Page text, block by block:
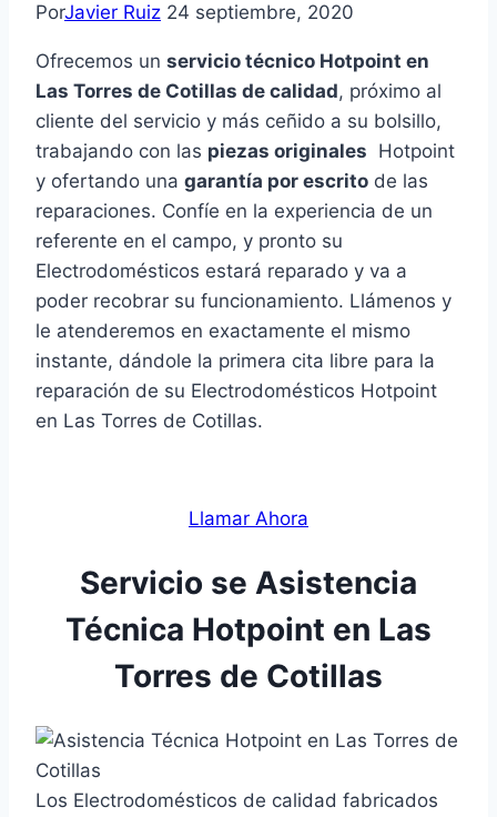
PorJavier Ruiz 24 septiembre, 2020
Ofrecemos un servicio técnico Hotpoint en
Las Torres de Cotillas de calidad, próximo al
cliente del servicio y más ceñido a su bolsillo,
trabajando con las piezas originales Hotpoint
y ofertando una garantía por escrito de las
reparaciones. Confíe en la experiencia de un
referente en el campo, y pronto su
Electrodomésticos estará reparado y va a
poder recobrar su funcionamiento. Llámenos y
le atenderemos en exactamente el mismo
instante, dándole la primera cita libre para la
reparación de su Electrodomésticos Hotpoint
en Las Torres de Cotillas.
Llamar Ahora
Servicio se Asistencia
Técnica Hotpoint en Las
Torres de Cotillas
Los Electrodomésticos de calidad fabricados